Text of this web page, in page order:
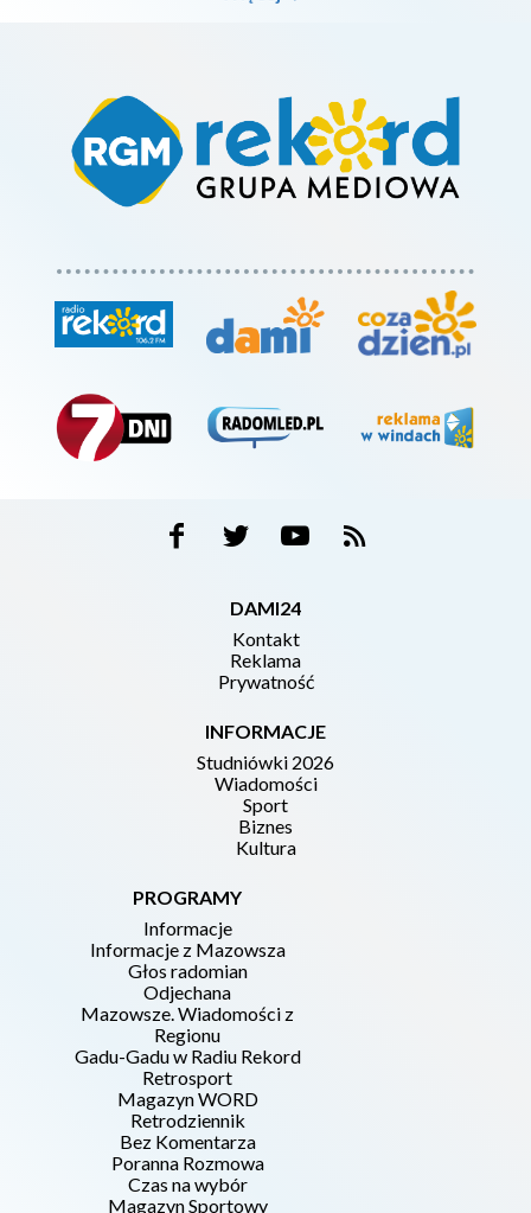
DAMI24
Kontakt
Reklama
Prywatność
INFORMACJE
Studniówki 2026
Wiadomości
Sport
Biznes
Kultura
PROGRAMY
Informacje
Informacje z Mazowsza
Głos radomian
Odjechana
Mazowsze. Wiadomości z
Regionu
Gadu-Gadu w Radiu Rekord
Retrosport
Magazyn WORD
Retrodziennik
Bez Komentarza
Poranna Rozmowa
Czas na wybór
Magazyn Sportowy